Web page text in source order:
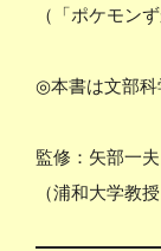
（「ポケモン
◎本書は文部科
監修：矢部一夫
（浦和大学教授